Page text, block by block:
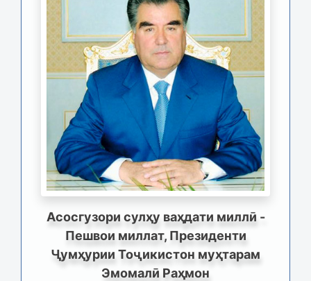
Асосгузори сулҳу ваҳдати миллӣ -
Пешвои миллат, Президенти
Ҷумҳурии Тоҷикистон муҳтарам
Эмомалӣ Раҳмон